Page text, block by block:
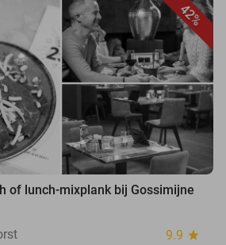
42%
of lunch-mixplank bij Gossimijne
9.9 star